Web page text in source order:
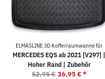
ELMASLINE 3D Kofferraumwanne für
MERCEDES EQS ab 2021 [V297] |
Hoher Rand | Zubehör
52,95 € 36,95 €*